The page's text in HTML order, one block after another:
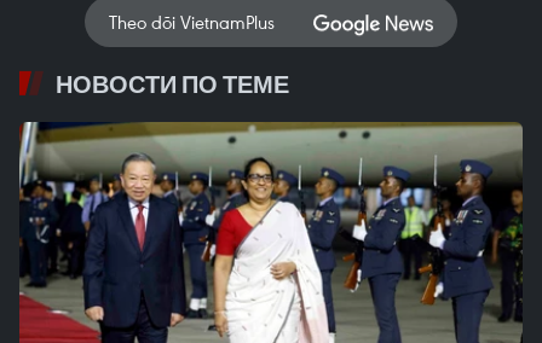
Theo dõi VietnamPlus
НОВОСТИ ПО ТЕМЕ